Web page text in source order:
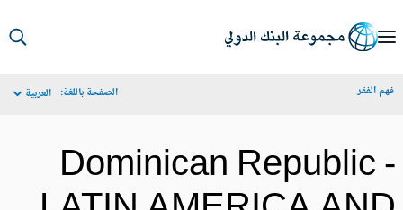
الفقر الصفحة باللغة: العربية
Dominican Republic